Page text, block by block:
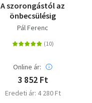
A szorongástól az
önbecsülésig
Pál Ferenc
Online ár:
3 852 Ft
Eredeti ár: 4 280 Ft